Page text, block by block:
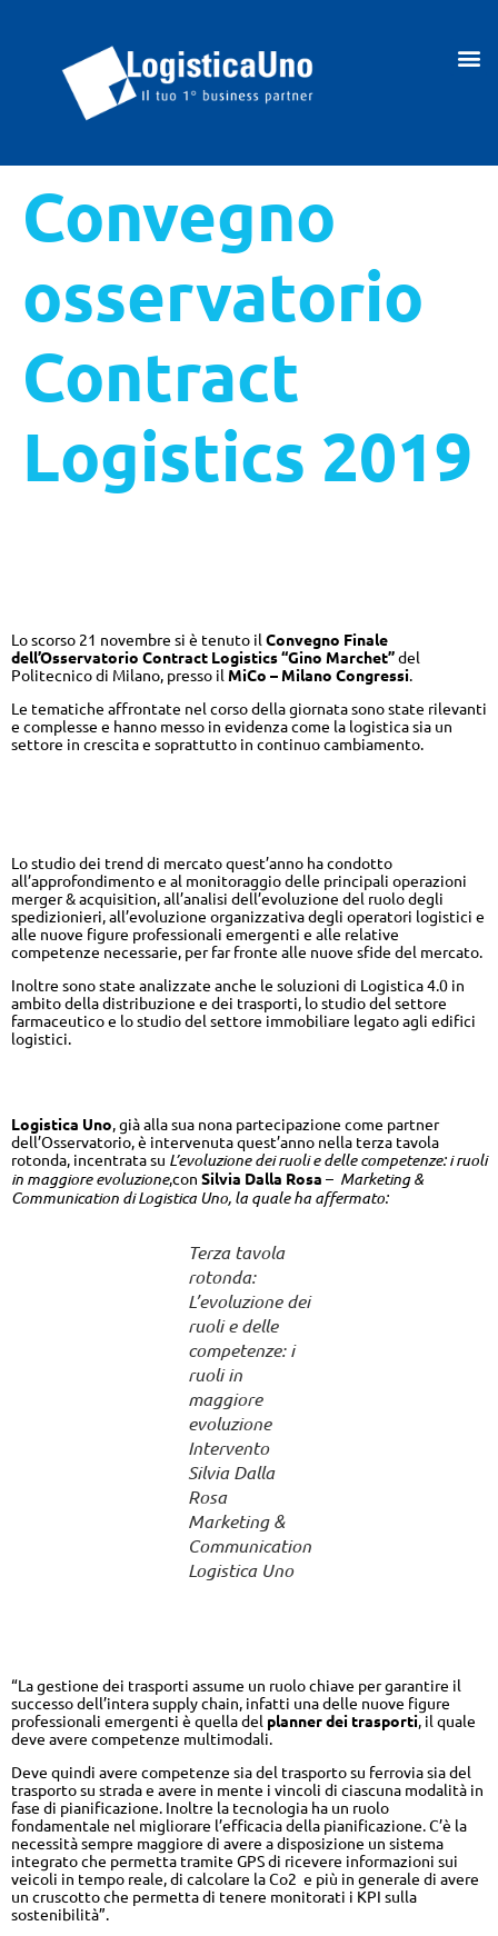
Convegno
osservatorio
Contract
Logistics 2019
Lo scorso 21 novembre si è tenuto il Convegno Finale
dell’Osservatorio Contract Logistics“Gino Marchet”del
Politecnico di Milano, presso il MiCo – Milano Congressi.
Le tematiche affrontate nel corso della giornata sono state rilevanti
e complesse e hanno messo in evidenza come la logistica sia un
settore in crescita e soprattutto in continuo cambiamento.
Lo studio dei trend di mercato quest’anno ha condotto
all’approfondimento e al monitoraggio delle principali operazioni
merger & acquisition, all’analisi dell’evoluzione del ruolo degli
spedizionieri, all’evoluzione organizzativa degli operatori logistici e
alle nuove figure professionali emergenti e alle relative
competenze necessarie, per far fronte alle nuove sfide del mercato.
Inoltre sono state analizzate anche le soluzioni di Logistica 4.0 in
ambito della distribuzione e dei trasporti, lo studio del settore
farmaceutico e lo studio del settore immobiliare legato agli edifici
logistici.
Logistica Uno , già alla sua nona partecipazione come partner
dell’Osservatorio, è intervenuta quest’anno nella terza tavola
rotonda, incentrata su L’evoluzione dei ruoli e delle competenze: i ruoli
in maggiore evoluzione,con Silvia Dalla Rosa – Marketing &
Communication di Logistica Uno, la quale ha affermato:
Terza tavola
rotonda:
L’evoluzione dei
ruoli e delle
competenze: i
ruoli in
maggiore
evoluzione
Intervento
Silvia Dalla
Rosa
Marketing &
Communication
Logistica Uno
“La gestione dei trasporti assume un ruolo chiave per garantire il
successo dell’intera supply chain, infatti una delle nuove figure
professionali emergenti è quella del planner dei trasporti, il quale
deve avere competenze multimodali.
Deve quindi avere competenze sia del trasporto su ferrovia sia del
trasporto su strada e avere in mente i vincoli di ciascuna modalità in
fase di pianificazione. Inoltre la tecnologia ha un ruolo
fondamentale nel migliorare l’efficacia della pianificazione. C’è la
necessità sempre maggiore di avere a disposizione un sistema
integrato che permetta tramite GPS di ricevere informazioni sui
veicoli in tempo reale, di calcolare la Co2 e più in generale di avere
un cruscotto che permetta di tenere monitorati i KPI sulla
sostenibilità”.